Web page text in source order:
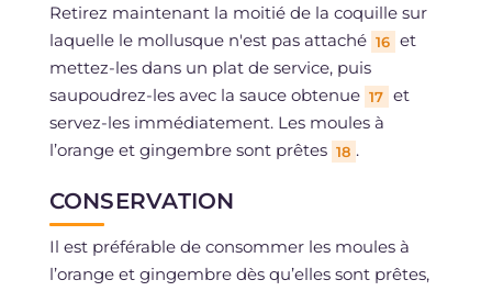
Retirez maintenant la moitié de la coquille sur
laquelle le mollusque n'est pas attaché 16 et
mettez-les dans un plat de service, puis
saupoudrez-les avec la sauce obtenue 17 et
servez-les immédiatement. Les moules à
l’orange et gingembre sont prêtes 18 .
CONSERVATION
Il est préférable de consommer les moules à
l’orange et gingembre dès qu’elles sont prêtes,